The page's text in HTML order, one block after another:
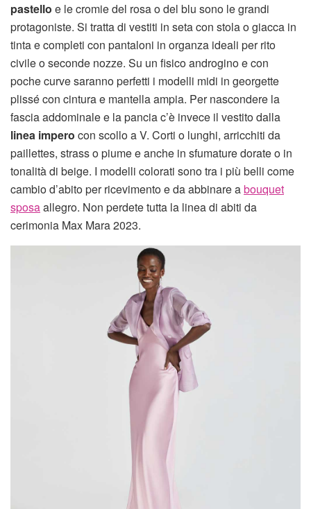
pastello e le cromie del rosa o del blu sono le grandi
protagoniste. Si tratta di vestiti in seta con stola o giacca in
tinta e completi con pantaloni in organza ideali per rito
civile o seconde nozze. Su un fisico androgino e con
poche curve saranno perfetti i modelli midi in georgette
plissé con cintura e mantella ampia. Per nascondere la
fascia addominale e la pancia c’è invece il vestito dalla
linea impero con scollo a V. Corti o lunghi, arricchiti da
paillettes, strass o piume e anche in sfumature dorate o in
tonalità di beige. I modelli colorati sono tra i più belli come
cambio d’abito per ricevimento e da abbinare abouquet
sposaallegro. Non perdete tutta la linea di abiti da
cerimonia Max Mara 2023.